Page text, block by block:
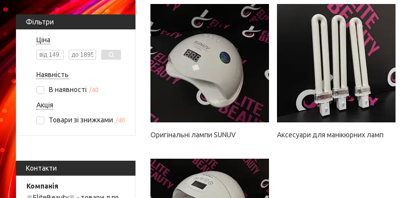
Фільтри
Ціна
Наявність
В наявності
40
Акція
Товари зі знижками
40
Контакти
Оригінальні лампи SUNUV Аксесуари для манікюрних ламп